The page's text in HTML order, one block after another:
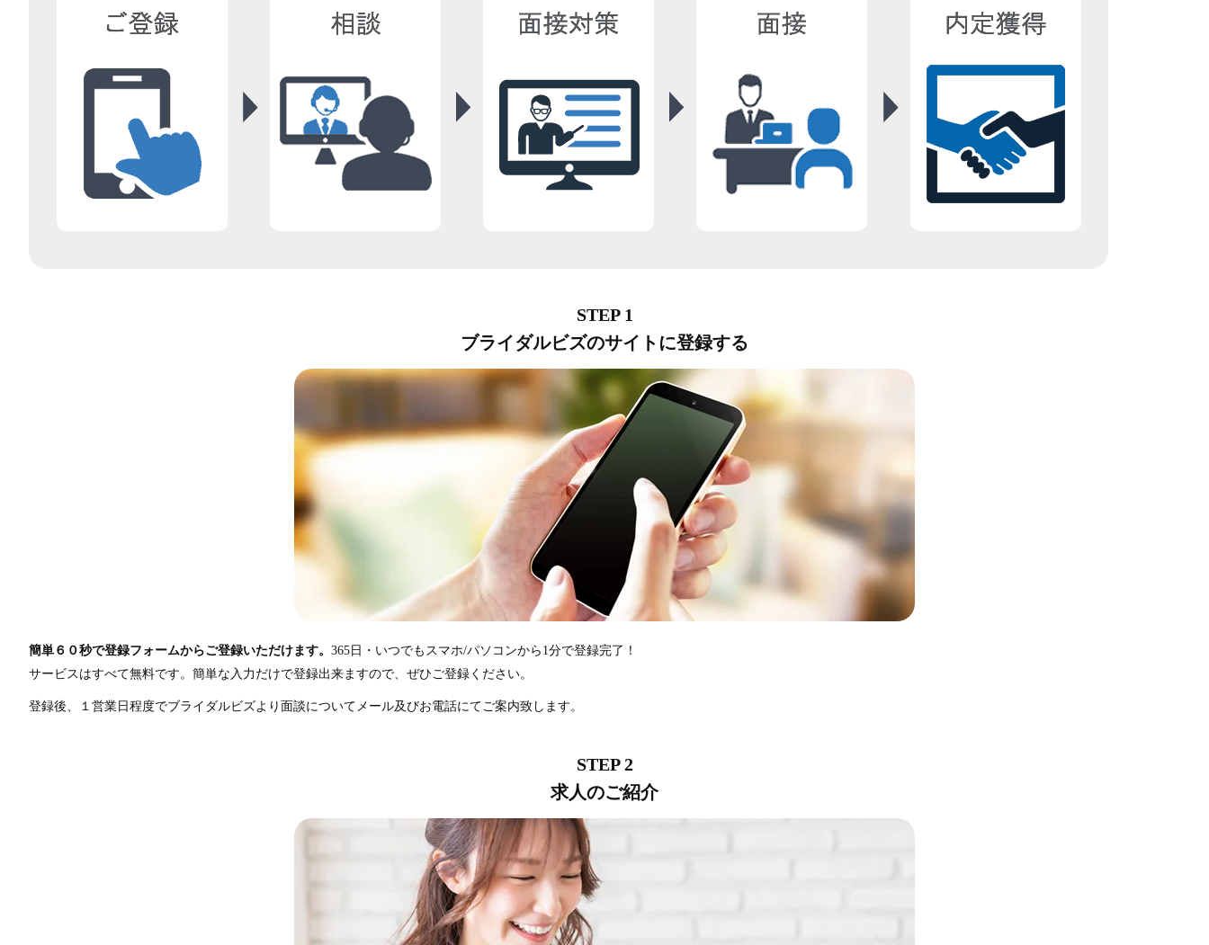
ブライダルビズのサイトに登録する
簡単６０秒で登録フォームからご登録いただけます。 365日・いつでもスマホ/パソコンから1分で登録完了！
サービスはすべて無料です。簡単な入力だけで登録出来ますので、ぜひご登録ください。
登録後、１営業日程度でブライダルビズより面談についてメール及びお電話にてご案内致します。
求人のご紹介